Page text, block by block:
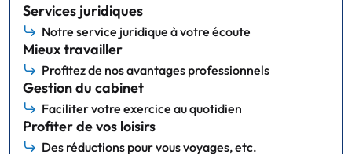
Services juridiques
Notre service juridique à votre écoute
Mieux travailler
Profitez de nos avantages professionnels
Gestion du cabinet
Faciliter votre exercice au quotidien
Profiter de vos loisirs
Des réductions pour vous voyages, etc.